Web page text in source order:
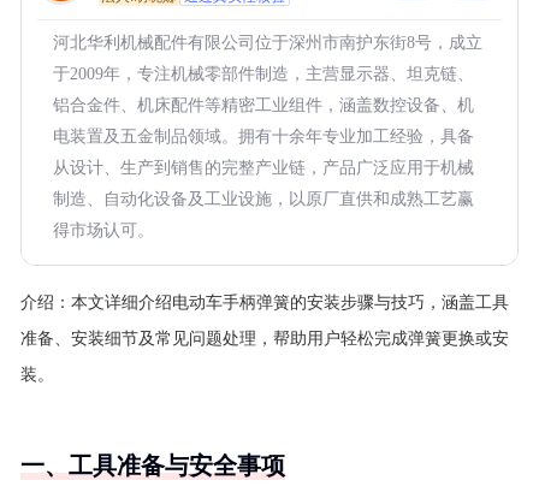
河北华利机械配件有限公司位于深州市南护东街8号，成立
于2009年，专注机械零部件制造，主营显示器、坦克链、
铝合金件、机床配件等精密工业组件，涵盖数控设备、机
电装置及五金制品领域。拥有十余年专业加工经验，具备
从设计、生产到销售的完整产业链，产品广泛应用于机械
制造、自动化设备及工业设施，以原厂直供和成熟工艺赢
得市场认可。
介绍： 本文详细介绍电动车手柄弹簧的安装步骤与技巧，涵盖工具
准备、安装细节及常见问题处理，帮助用户轻松完成弹簧更换或安
装。
一、工具准备与安全事项